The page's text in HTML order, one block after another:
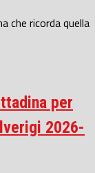
che ricorda quella
per
2026-